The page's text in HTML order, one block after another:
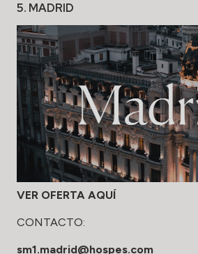
5. MADRID
VER OFERTA AQUÍ
CONTACTO:
sm1.madrid@hospes.com